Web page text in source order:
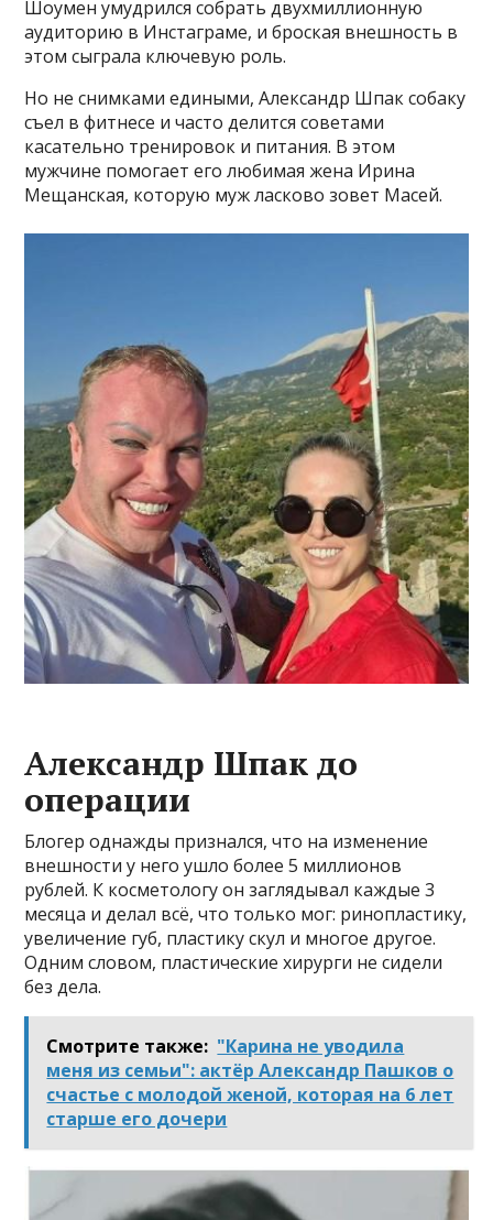
Шоумен умудрился собрать двухмиллионную
аудиторию в Инстаграме, и броская внешность в
этом сыграла ключевую роль.
Но не снимками едиными, Александр Шпак собаку
съел в фитнесе и часто делится советами
касательно тренировок и питания. В этом
мужчине помогает его любимая жена Ирина
Мещанская, которую муж ласково зовет Масей.
Александр Шпак до
операции
Блогер однажды признался, что на изменение
внешности у него ушло более 5 миллионов
рублей. К косметологу он заглядывал каждые 3
месяца и делал всё, что только мог: ринопластику,
увеличение губ, пластику скул и многое другое.
Одним словом, пластические хирурги не сидели
без дела.
Смотрите также: "Карина не уводила
меня из семьи": актёр Александр Пашков о
счастье с молодой женой, которая на 6 лет
старше его дочери